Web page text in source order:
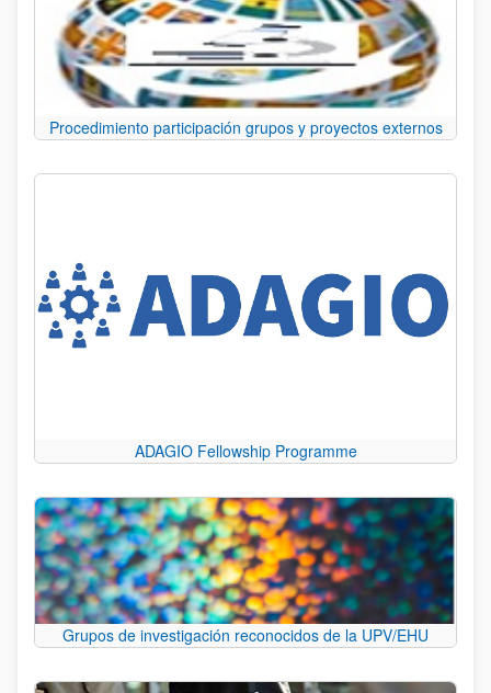
Procedimiento participación grupos y proyectos externos
ADAGIO Fellowship Programme
Grupos de investigación reconocidos de la UPV/EHU